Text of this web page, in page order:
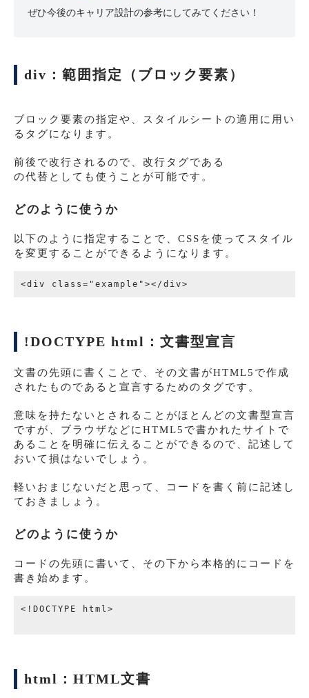
ぜひ今後のキャリア設計の参考にしてみてください！
div：範囲指定（ブロック要素）
ブロック要素の指定や、スタイルシートの適用に用い
るタグになります。
前後で改行されるので、改行タグである
の代替としても使うことが可能です。
どのように使うか
以下のように指定することで、CSSを使ってスタイル
を変更することができるようになります。
!DOCTYPE html：文書型宣言
文書の先頭に書くことで、その文書がHTML5で作成
されたものであると宣言するためのタグです。
意味を持たないとされることがほとんどの文書型宣言
ですが、ブラウザなどにHTML5で書かれたサイトで
あることを明確に伝えることができるので、記述して
おいて損はないでしょう。
軽いおまじないだと思って、コードを書く前に記述し
ておきましょう。
どのように使うか
コードの先頭に書いて、その下から本格的にコードを
書き始めます。
<!DOCTYPE html>
html：HTML文書